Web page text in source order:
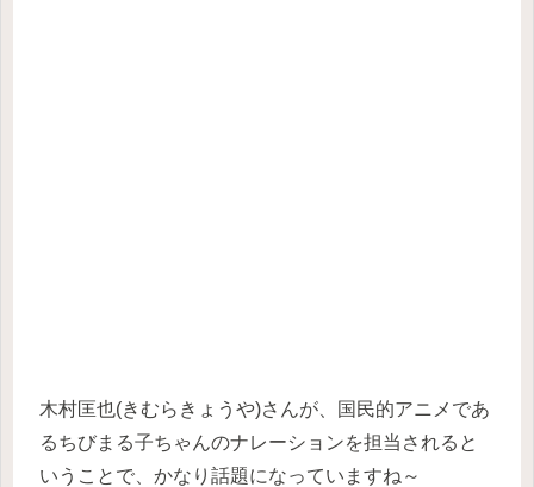
木村匡也(きむらきょうや)さんが、国民的アニメであ
るちびまる子ちゃんのナレーションを担当されると
いうことで、かなり話題になっていますね～